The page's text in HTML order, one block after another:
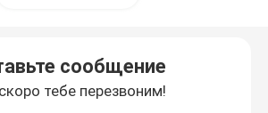
сообщение
тебе перезвоним!